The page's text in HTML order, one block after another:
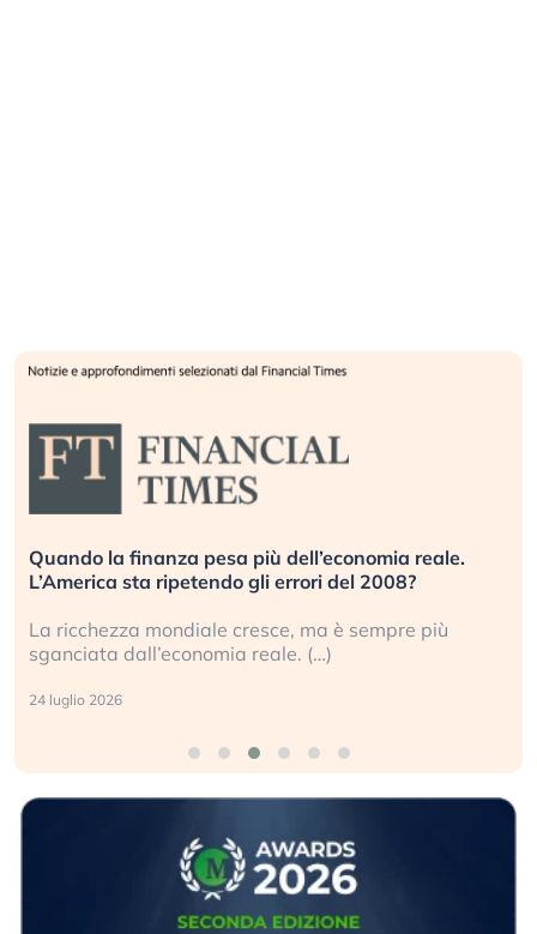
Quando la finanza pesa più dell’economia reale.
L’America sta ripetendo gli errori del 2008?
La ricchezza mondiale cresce, ma è sempre più
sganciata dall’economia reale. (…)
24 luglio 2026